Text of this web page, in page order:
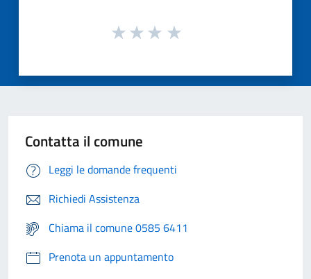
Contatta il comune
Leggi le domande frequenti
Richiedi Assistenza
Chiama il comune 0585 6411
Prenota un appuntamento